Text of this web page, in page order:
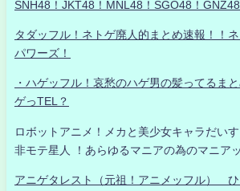
SNH48！JKT48！MNL48！SGO48！
タダッフル！ネトゲ廃人的まとめ速報！！
パワーズ！
・ハゲッフル！哀愁のハゲ男の髪ってるま
ゲっTEL？
ロボットアニメ！メカと美少女キャラだい
非モテ星人 ！あらゆるマニアの為のマニア
アニゲタレスト（元祖！アニメッフル）